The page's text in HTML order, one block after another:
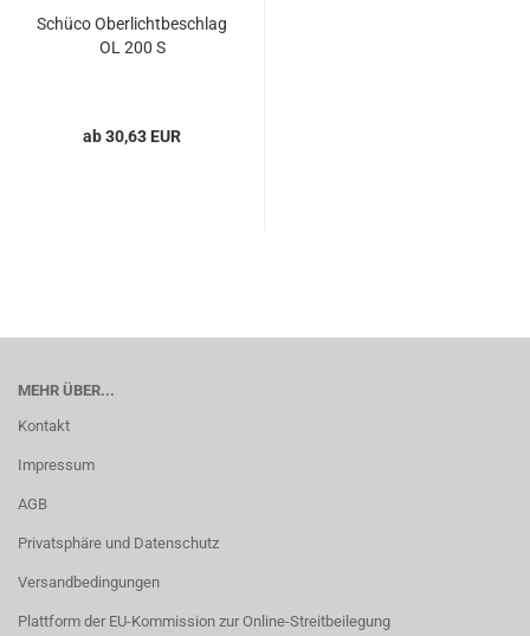
Schü­co Ober­licht­be­schlag
OL 200 S
ab 30,63 EUR
MEHR ÜBER...
Kontakt
Impressum
AGB
Privatsphäre und Datenschutz
Versandbedingungen
Plattform der EU-Kommission zur Online-Streitbeilegung